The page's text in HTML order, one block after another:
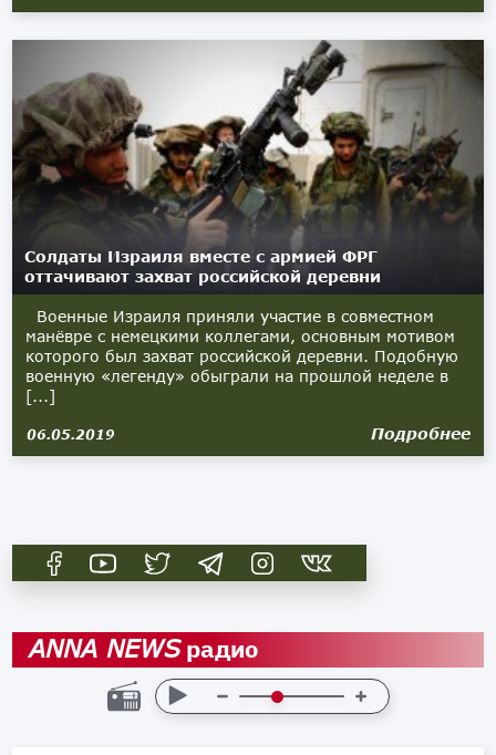
Солдаты Израиля вместе с армией ФРГ
оттачивают захват российской деревни
Военные Израиля приняли участие в совместном
манёвре с немецкими коллегами, основным мотивом
которого был захват российской деревни. Подобную
военную «легенду» обыграли на прошлой неделе в
[...]
06.05.2019 Подробнее
ANNA NEWSрадио